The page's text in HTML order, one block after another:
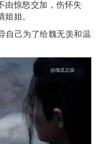
由惊怒交加，伤怀失
姐。
自己为了给魏无羡和温